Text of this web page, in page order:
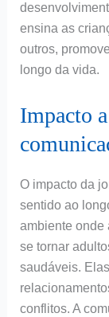
ensina as
outros,
longo da vida.
Impacto
O impacto da
sentido ao
ambiente onde
se tornar
saudáveis.
conflitos. A